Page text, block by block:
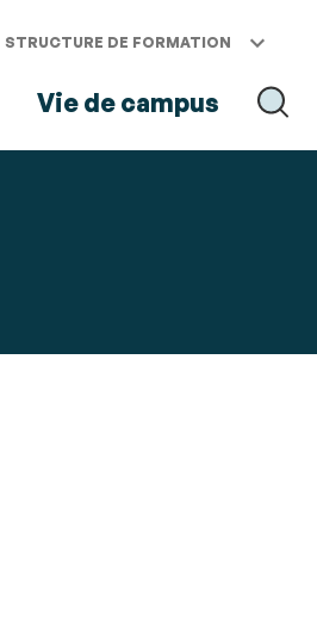
STRUCTURE DE FORMATION
Vie de campus